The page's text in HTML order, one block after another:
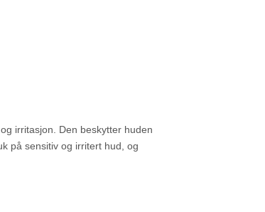
irritasjon. Den beskytter huden
på sensitiv og irritert hud, og